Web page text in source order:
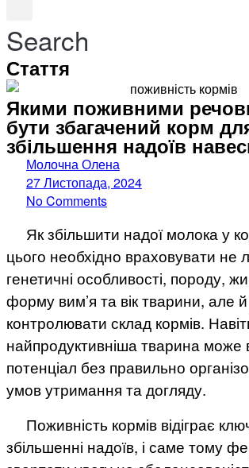
Search
Стаття
Якими поживними
бути збагачений корм
збільшення надоїв
Молочна Олена
27 Листопада, 2024
No Comments
Як збільшити надої молока у
цього необхідно враховувати не
генетичні особливості, породу,
форму вим’я та вік тварини, але
контролювати склад кормів.
найпродуктивніша тварина може
потенціал без правильно
умов утримання та догляду.
Поживність кормів відіграє
збільшенні надоїв, і саме тому